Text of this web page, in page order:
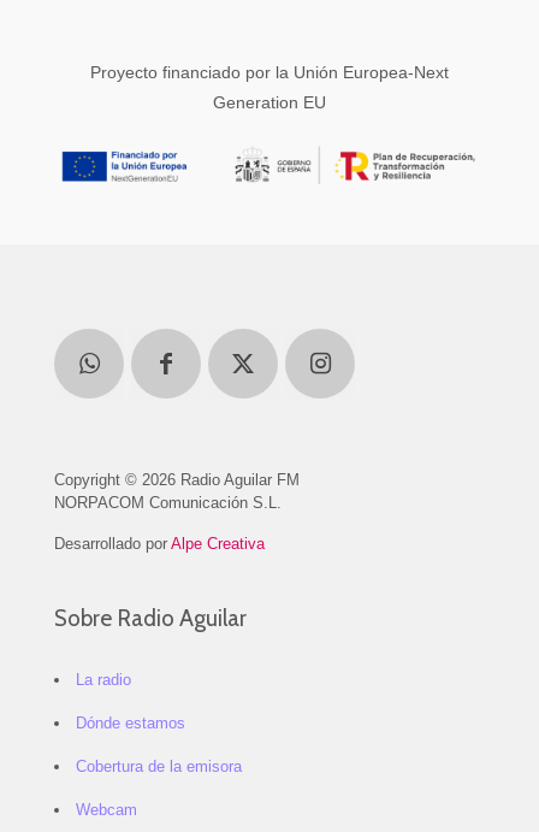
Proyecto financiado por la Unión Europea-Next
Generation EU
Copyright © 2026 Radio Aguilar FM
NORPACOM Comunicación S.L.
Desarrollado por Alpe Creativa
Sobre Radio Aguilar
La radio
Dónde estamos
Cobertura de la emisora
Webcam